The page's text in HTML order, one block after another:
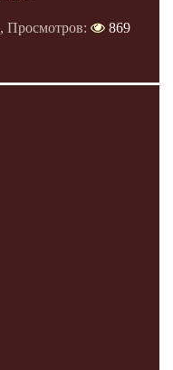
, Просмотров:
869